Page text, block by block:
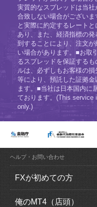
実質的なスプレッドは当
合致しない場合がござい
と実際に約定するレート
あり、また、経済指標の
到することにより、注文
い場合があります。■お取
るスプレッドを保証する
ルは、必ずしもお客様の
等により、預託した証拠
ます。■当社は日本国内に
ております。(This service
only.)
ヘルプ・お問い合わせ
FXが初めての方
FX（外国為替証拠金取引
俺のMT4（店頭）